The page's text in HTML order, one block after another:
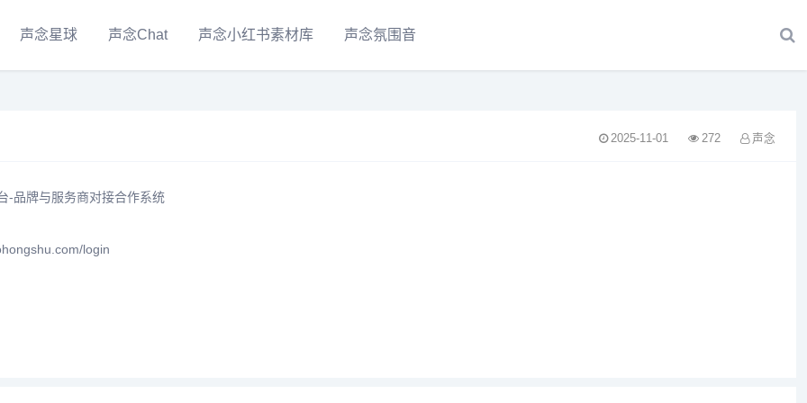
声念星球 声念Chat 声念小红书素材库 声念氛围音
2025-11-01 272 声念
-品牌与服务商对接合作系统
login